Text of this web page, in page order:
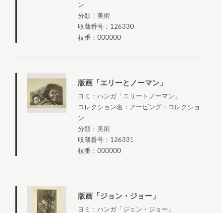
ン
分類：美術
収蔵番号：126330
枝番：000000
版画「エリーとノーマン」
ヨミ：ハンガ「エリートノーマン」
コレクション名：アービング・コレクショ
ン
分類：美術
収蔵番号：126331
枝番：000000
版画「ジョン・ジョー」
ヨミ：ハンガ「ジョン・ジョー」